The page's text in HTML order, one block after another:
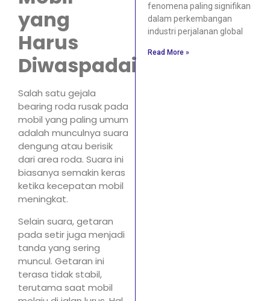
yang
Harus
Diwaspadai
Salah satu gejala
bearing roda rusak pada
mobil yang paling umum
adalah munculnya suara
dengung atau berisik
dari area roda. Suara ini
biasanya semakin keras
ketika kecepatan mobil
meningkat.
Selain suara, getaran
pada setir juga menjadi
tanda yang sering
muncul. Getaran ini
terasa tidak stabil,
terutama saat mobil
fenomena paling signifikan
dalam perkembangan
industri perjalanan global
Read More »